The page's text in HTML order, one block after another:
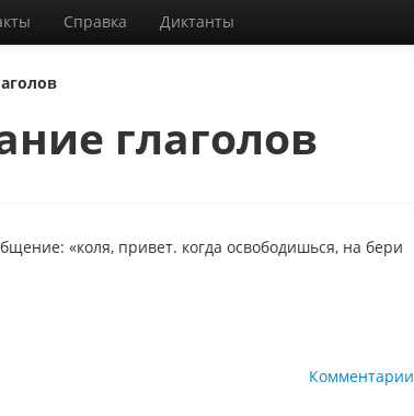
Справка Диктанты
глаголов
«коля, привет. когда освободишься, на бери
Комментарии